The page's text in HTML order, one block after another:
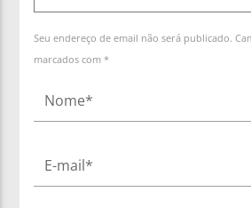
Seu endereço de email não será publicado.
marcados com *